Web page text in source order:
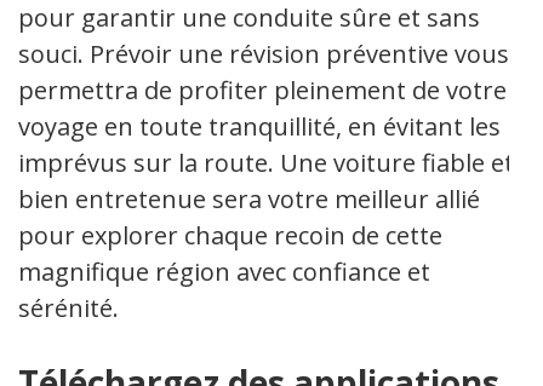
pour garantir une conduite sûre et sans
souci. Prévoir une révision préventive vous
permettra de profiter pleinement de votre
voyage en toute tranquillité, en évitant les
imprévus sur la route. Une voiture fiable et
bien entretenue sera votre meilleur allié
pour explorer chaque recoin de cette
magnifique région avec confiance et
sérénité.